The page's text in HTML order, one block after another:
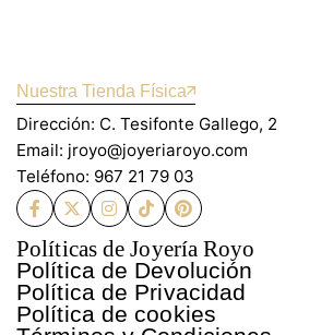
Nuestra Tienda Física
Dirección: C. Tesifonte Gallego, 2
Email: jroyo@joyeriaroyo.com
Teléfono: 967 21 79 03
Políticas de Joyería Royo
Política de Devolución
Política de Privacidad
Política de cookies